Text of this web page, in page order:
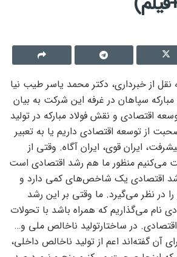
نقل از خبرداری، دکتر محمد یاسر طیب‌ نیا
سپاهان در غرفه این شرکت به بیان
اقتصادی و نقش فولاد مبارکه در تولید
از توسعه اقتصادی داریم یا به تعبیر
ایران قوی، ایران آگاه. وقتی از
می‌کنیم منظور ما هم رشد اقتصادی است
اقتصادی یک شاخص‌های کمی دارد و
در نظر می‌گیرد. ما وقتی بر این رشد
نام می‌گذاریم که همراه باشد با تحولات
در ساختارتولید ناخالص ملی و…
که شاخص‌هایی هم برای آن گفته‌‎اند اعم از تولید ناخالص داخلی،